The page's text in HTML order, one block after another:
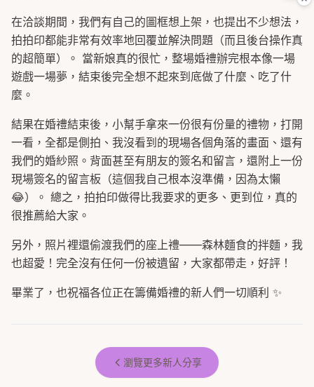
在洽談期間，我們有自己的圖框想上架，也提出不少想法，
拍拍印都能非常有效率地回覆並解決問題（而且後台操作真
的超簡單）。 當新娘真的很忙，整場婚禮辦完根本像一場
遊戲一場夢，結束後完全想不起來到底做了什麼、吃了什
麼。
結果在婚禮結束後，小幫手拿來一份很有份量的禮物，打開
一看，全都是側拍、我沒看到的現場各個角落的畫面、還有
我們的婚紗照。背面甚至有朋友的簽名和留言，還附上一份
現場簽名的留言板（這個我自己根本沒準備，因為太懶
😂）。 總之，拍拍印做得比我要求的更多、更到位，真的
很推薦給大家。
另外，照片裡還偷渡我們的座上禮——森林麵食的拌麵，我
也超愛！完全沒有任何一份被遺留，大家都帶走，好評！
畢業了，也祝福各位正在籌備婚禮的新人們一切順利 ✨
瀏覽更多新人分享